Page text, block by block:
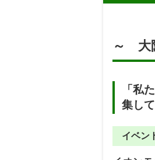
～ 大
「私
集し
イベン